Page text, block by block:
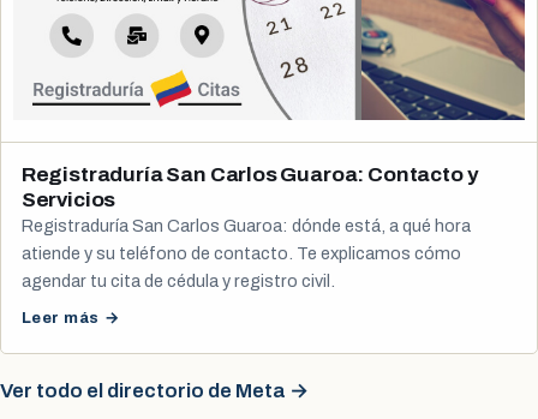
Registraduría San Carlos Guaroa: Contacto y
Servicios
Registraduría San Carlos Guaroa: dónde está, a qué hora
atiende y su teléfono de contacto. Te explicamos cómo
agendar tu cita de cédula y registro civil.
Leer más →
Ver todo el directorio de Meta →